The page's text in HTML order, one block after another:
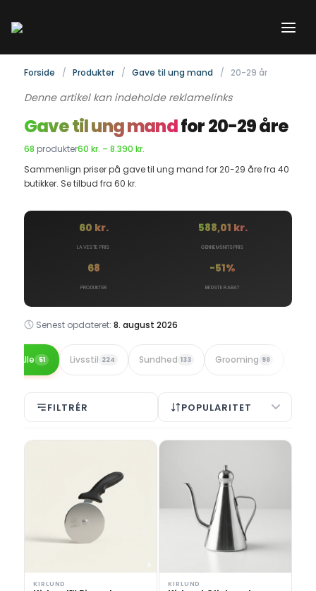
indholdet
Forside Produkter Gave til ung mand 20-29 år
Denne artikel kan indeholde reklamelinks
Gave til ung mandfor 20-29 åre
68 produkter60 kr. – 8.390 kr.
Sammenlign priser på gave til ung mand for 20-29 åre fra 40
butikker. Se tilbud fra 60 kr.
60 kr.
LAVESTE PRIS
588,01 kr.
GENNEMSNITSPRIS
68
PRODUKTER
-51%
BEDSTE RABAT
Senest opdateret: 8. august 2026
Alle 51 Livsstil 224 Sundhed 133 Grooming 98
FILTRÉR POPULARITET
KIRLUND KIRLUND